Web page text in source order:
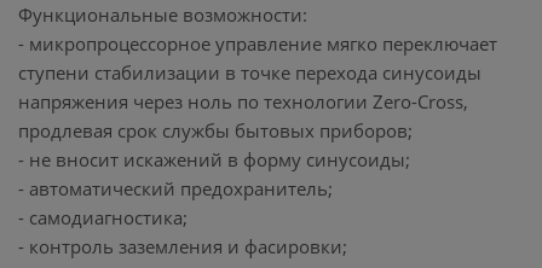
Функциональные возможности:
- микропроцессорное управление мягко переключает
ступени стабилизации в точке перехода синусоиды
напряжения через ноль по технологии Zero-Cross,
продлевая срок службы бытовых приборов;
- не вносит искажений в форму синусоиды;
- автоматический предохранитель;
- самодиагностика;
- контроль заземления и фасировки;